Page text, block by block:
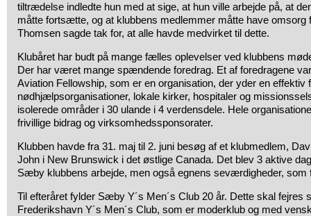
tiltrædelse indledte hun med at sige, at hun ville arbejde på, at
måtte fortsætte, og at klubbens medlemmer måtte have omsorg
Thomsen sagde tak for, at alle havde medvirket til dette.
Klubåret har budt på mange fælles oplevelser ved klubbens
Der har været mange spændende foredrag. Et af foredragene
Aviation Fellowship, som er en organisation, der yder en effektiv
nødhjælpsorganisationer, lokale kirker, hospitaler og
isolerede områder i 30 ulande i 4 verdensdele. Hele
frivillige bidrag og virksomhedssponsorater.
Klubben havde fra 31. maj til 2. juni besøg af et klubmedlem,
John i New Brunswick i det østlige Canada. Det blev 3 aktive
Sæby klubbens arbejde, men også egnens seværdigheder, som
Til efteråret fylder Sæby Y´s Men´s Club 20 år. Dette skal fejres
Frederikshavn Y´s Men´s Club, som er moderklub og med